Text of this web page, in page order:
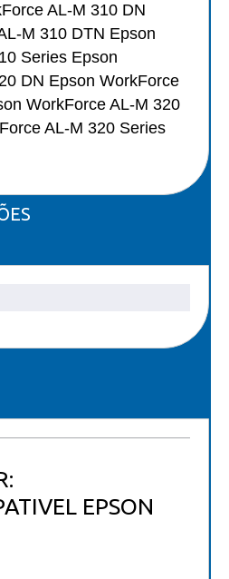
AL-M 310 DN
M 310 DTN Epson
Series Epson
DN Epson WorkForce
WorkForce AL-M 320
AL-M 320 Series
EPSON